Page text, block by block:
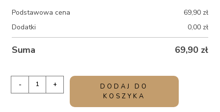
Podstawowa cena 69,90 zł
Dodatki
0,00 zł
Suma 69,90 zł
Biblia
- +
DODAJ DO
KOSZYKA